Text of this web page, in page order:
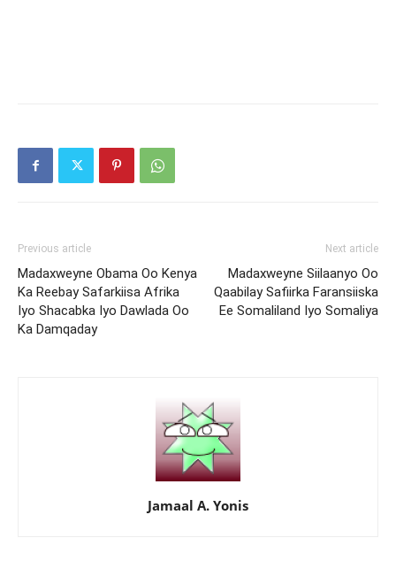
Previous article
Madaxweyne Obama Oo Kenya
Ka Reebay Safarkiisa Afrika
Iyo Shacabka Iyo Dawlada Oo
Ka Damqaday
Next article
Madaxweyne Siilaanyo Oo
Qaabilay Safiirka Faransiiska
Ee Somaliland Iyo Somaliya
Jamaal A. Yonis